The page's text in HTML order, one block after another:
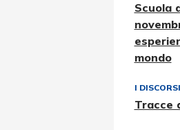
Scuola
mondo
I
Tracce